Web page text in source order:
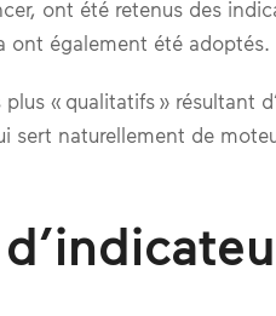
ont été retenus des
ont également été adoptés.
« qualitatifs » résultant
sert naturellement de